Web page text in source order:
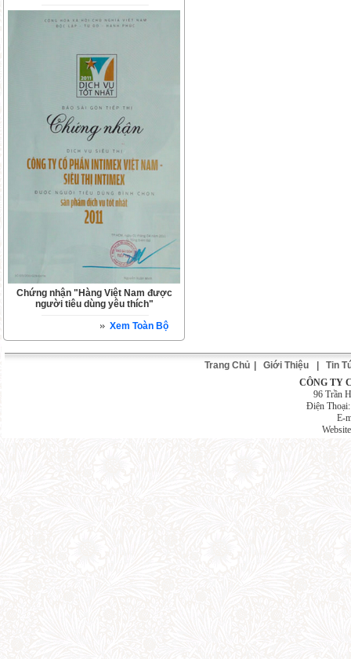
Chứng nhận "Hàng Việt Nam được
người tiêu dùng yêu thích"
Xem Toàn Bộ
Trang Chủ Giới Thiệu
Tin
CÔNG TY
96 Trần
Điện
E-